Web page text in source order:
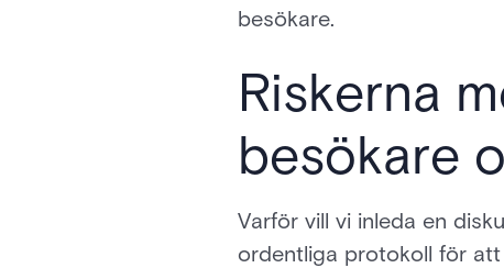
besökare.
Riskerna
besökare
Varför vill vi inleda en
ordentliga protokoll för